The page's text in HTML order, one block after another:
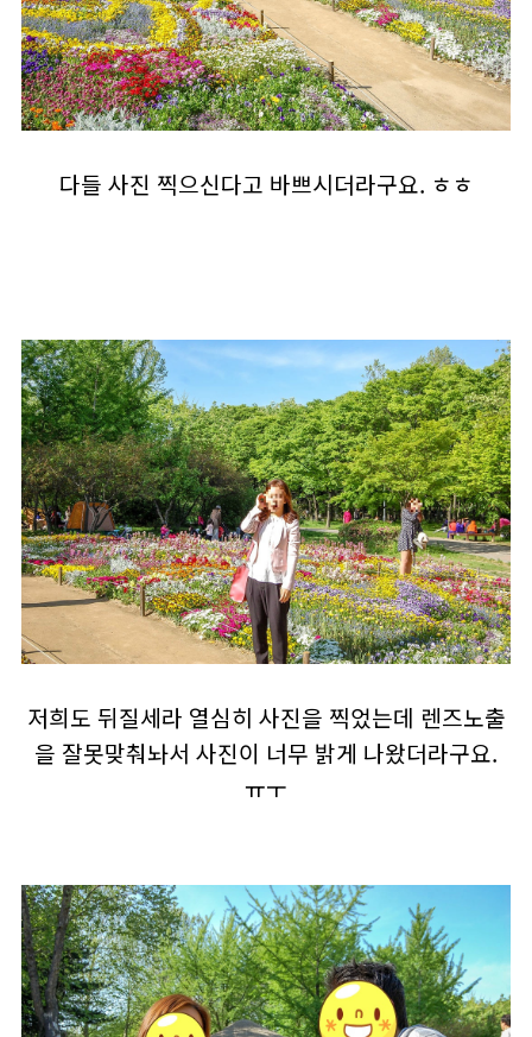
다들 사진 찍으신다고 바쁘시더라구요. ㅎㅎ
저희도 뒤질세라 열심히 사진을 찍었는데 렌즈노출
을 잘못맞춰놔서 사진이 너무 밝게 나왔더라구요.
ㅠㅜ